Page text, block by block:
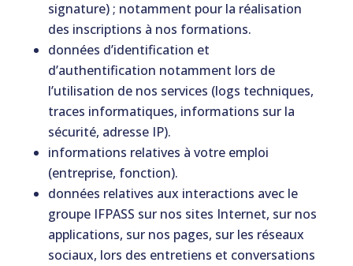
signature) ; notamment pour la réalisation
des inscriptions à nos formations.
données d’identification et
d’authentification notamment lors de
l’utilisation de nos services (logs techniques,
traces informatiques, informations sur la
sécurité, adresse IP).
informations relatives à votre emploi
(entreprise, fonction).
données relatives aux interactions avec le
groupe IFPASS sur nos sites Internet, sur nos
applications, sur nos pages, sur les réseaux
sociaux, lors des entretiens et conversations